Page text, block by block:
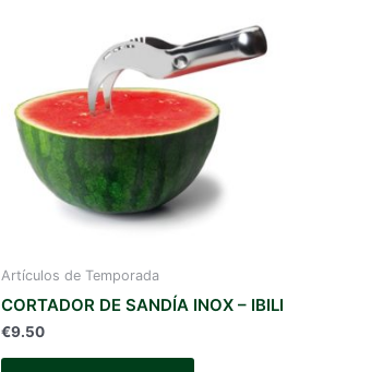
Artículos de Temporada
CORTADOR DE SANDÍA INOX – IBILI
€9.50